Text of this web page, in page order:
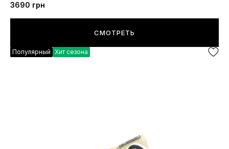
3690 грн
СМОТРЕТЬ
Популярный Хит сезона